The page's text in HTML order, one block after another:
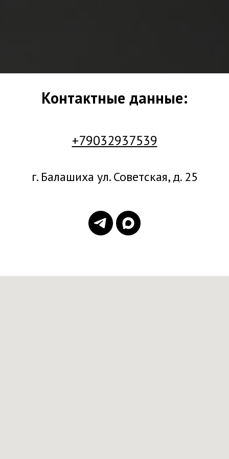
Контактные данные:
+79032937539
г. Балашиха ул. Советская, д. 25